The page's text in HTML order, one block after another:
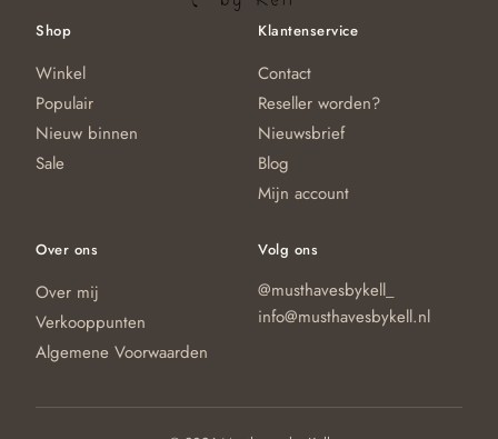
Shop
Winkel
Populair
Nieuw binnen
Sale
Klantenservice
Contact
Reseller worden?
Nieuwsbrief
Blog
Mijn account
Over ons
Over mij
Verkooppunten
Algemene Voorwaarden
Volg ons
@musthavesbykell_
info@musthavesbykell.nl